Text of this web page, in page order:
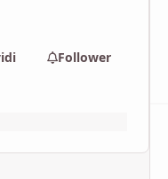
Follower